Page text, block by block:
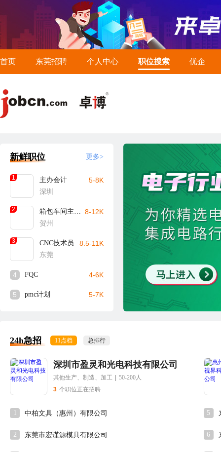
首页 东莞招聘 个人中心 职位搜索 优企
新鲜职位 更多>
1
主办会计
深圳
5-8K
2
箱包车间主任/主管（贺州）
贺州
8-12K
3
CNC技术员
东莞
8.5-11K
4 FQC 4-6K
5 pmc计划 5-7K
24h急招 11点档 总排行
深圳市盈灵和光电科技有限公司
其他生产、制造、加工
50-200人
3 个职位正在招聘
1 中柏文具（惠州）有限公司
2 东莞市宏谨源模具有限公司
5
6